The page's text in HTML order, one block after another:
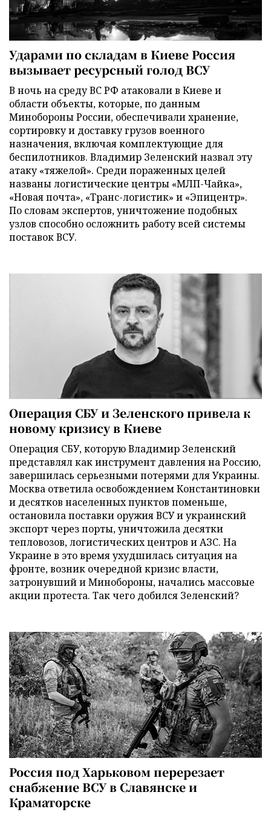
Ударами по складам в Киеве Россия
вызывает ресурсный голод ВСУ
В ночь на среду ВС РФ атаковали в Киеве и
области объекты, которые, по данным
Минобороны России, обеспечивали хранение,
сортировку и доставку грузов военного
назначения, включая комплектующие для
беспилотников. Владимир Зеленский назвал эту
атаку «тяжелой». Среди пораженных целей
названы логистические центры «МЛП-Чайка»,
«Новая почта», «Транс-логистик» и «Эпицентр».
По словам экспертов, уничтожение подобных
узлов способно осложнить работу всей системы
поставок ВСУ.
Операция СБУ и Зеленского привела к
новому кризису в Киеве
Операция СБУ, которую Владимир Зеленский
представлял как инструмент давления на Россию,
завершилась серьезными потерями для Украины.
Москва ответила освобождением Константиновки
и десятков населенных пунктов поменьше,
остановила поставки оружия ВСУ и украинский
экспорт через порты, уничтожила десятки
тепловозов, логистических центров и АЗС. На
Украине в это время ухудшилась ситуация на
фронте, возник очередной кризис власти,
затронувший и Минобороны, начались массовые
акции протеста. Так чего добился Зеленский?
Россия под Харьковом перерезает
снабжение ВСУ в Славянске и
Краматорске